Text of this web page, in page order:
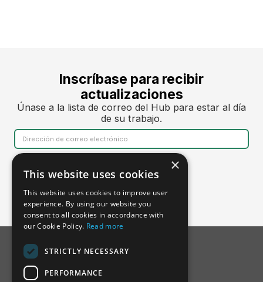
Inscríbase para recibir
actualizaciones
Únase a la lista de correo del Hub para estar al día
de su trabajo.
×
This website uses cookies
This website uses cookies to improve user
experience. By using our website you
consent to all cookies in accordance with
our Cookie Policy. Read more
STRICTLY NECESSARY
PERFORMANCE